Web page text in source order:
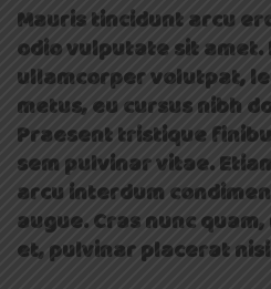
Mauris tincidunt arcu
odio vulputate sit amet.
ullamcorper volutpat,
metus, eu cursus nibh
Praesent tristique
sem pulvinar vitae.
arcu interdum
augue. Cras nunc
et, pulvinar placerat